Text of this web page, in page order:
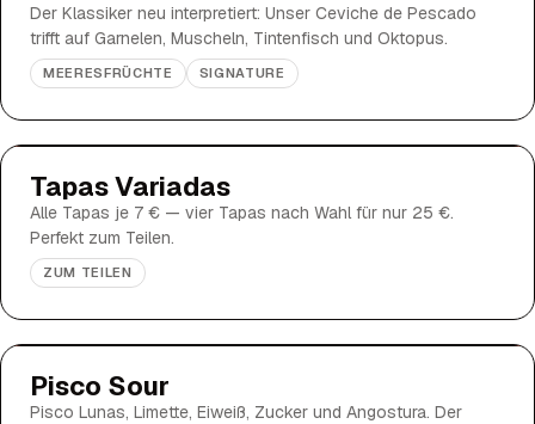
Der Klassiker neu interpretiert: Unser Ceviche de Pescado
trifft auf Garnelen, Muscheln, Tintenfisch und Oktopus.
MEERESFRÜCHTE SIGNATURE
Tapas Variadas
Alle Tapas je 7 € — vier Tapas nach Wahl für nur 25 €.
Perfekt zum Teilen.
ZUM TEILEN
Pisco Sour
Pisco Lunas, Limette, Eiweiß, Zucker und Angostura. Der